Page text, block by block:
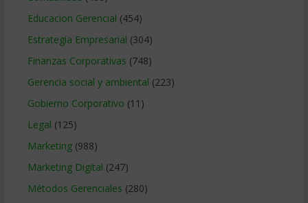
Educacion Gerencial (454)
Estrategia Empresarial (304)
Finanzas Corporativas (748)
Gerencia social y ambiental (223)
Gobierno Corporativo (11)
Legal (125)
Marketing(988)
Marketing Digital (247)
Métodos Gerenciales (280)